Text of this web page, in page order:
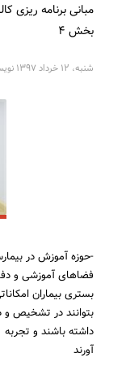
مبانی برنامه
بخش ۴
شنبه، ۱۲ خرداد ۱۳۹۷
-حوزه آموزش در
فضاهای آموزشی و
بستری بیماران
بتوانند در تشخیص و
داشته باشند و
آورند